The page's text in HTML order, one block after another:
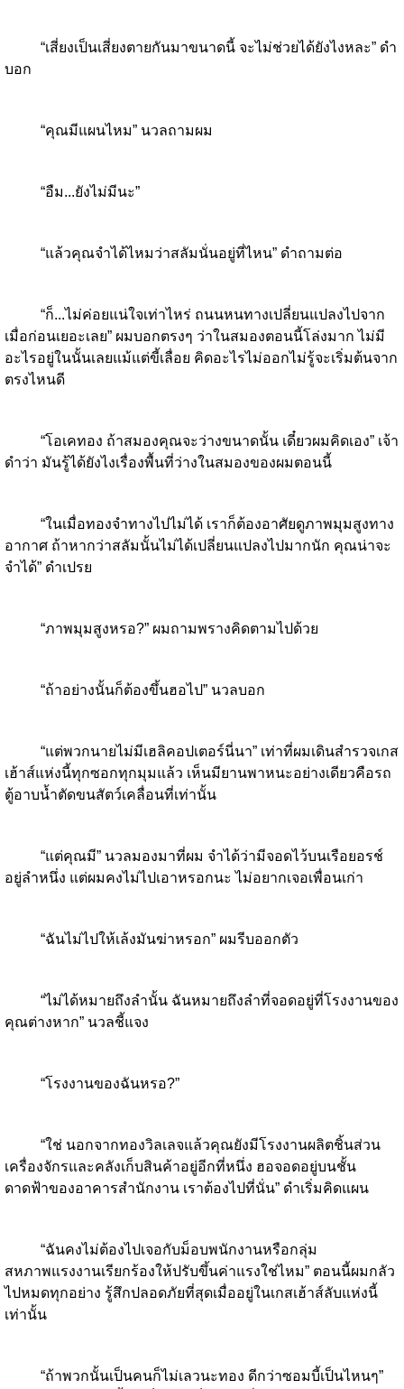
“เสี่ยงเป็นเสี่ยงตายกันมาขนาดนี้ จะไม่ช่วยได้ยังไงหละ” ดำ
บอก
“คุณมีแผนไหม” นวลถามผม
“อืม...ยังไม่มีนะ”
“แล้วคุณจำได้ไหมว่าสลัมนั่นอยู่ที่ไหน” ดำถามต่อ
“ก็...ไม่ค่อยแน่ใจเท่าไหร่ ถนนหนทางเปลี่ยนแปลงไปจาก
เมื่อก่อนเยอะเลย” ผมบอกตรงๆ ว่าในสมองตอนนี้โล่งมาก ไม่มี
อะไรอยู่ในนั้นเลยแม้แต่ขี้เลื่อย คิดอะไรไม่ออกไม่รู้จะเริ่มต้นจาก
ตรงไหนดี
“โอเคทอง ถ้าสมองคุณจะว่างขนาดนั้น เดี๋ยวผมคิดเอง” เจ้า
ดำว่า มันรู้ได้ยังไงเรื่องพื้นที่ว่างในสมองของผมตอนนี้
“ในเมื่อทองจำทางไปไม่ได้ เราก็ต้องอาศัยดูภาพมุมสูงทาง
อากาศ ถ้าหากว่าสลัมนั้นไม่ได้เปลี่ยนแปลงไปมากนัก คุณน่าจะ
จำได้” ดำเปรย
“ภาพมุมสูงหรอ?” ผมถามพรางคิดตามไปด้วย
“ถ้าอย่างนั้นก็ต้องขึ้นฮอไป” นวลบอก
“แต่พวกนายไม่มีเฮลิคอปเตอร์นี่นา” เท่าที่ผมเดินสำรวจเกส
เฮ้าส์แห่งนี้ทุกซอกทุกมุมแล้ว เห็นมียานพาหนะอย่างเดียวคือรถ
ตู้อาบน้ำตัดขนสัตว์เคลื่อนที่เท่านั้น
“แต่คุณมี” นวลมองมาที่ผม จำได้ว่ามีจอดไว้บนเรือยอรช์
อยู่ลำหนึ่ง แต่ผมคงไม่ไปเอาหรอกนะ ไม่อยากเจอเพื่อนเก่า
“ฉันไม่ไปให้เล้งมันฆ่าหรอก” ผมรีบออกตัว
“ไม่ได้หมายถึงลำนั้น ฉันหมายถึงลำที่จอดอยู่ที่โรงงานของ
คุณต่างหาก” นวลชี้แจง
“โรงงานของฉันหรอ?”
“ใช่ นอกจากทองวิลเลจแล้วคุณยังมีโรงงานผลิตชิ้นส่วน
เครื่องจักรและคลังเก็บสินค้าอยู่อีกที่หนึ่ง ฮอจอดอยู่บนชั้น
ดาดฟ้าของอาคารสำนักงาน เราต้องไปที่นั่น” ดำเริ่มคิดแผน
“ฉันคงไม่ต้องไปเจอกับม็อบพนักงานหรือกลุ่ม
สหภาพแรงงานเรียกร้องให้ปรับขึ้นค่าแรงใช่ไหม” ตอนนี้ผมกลัว
ไปหมดทุกอย่าง รู้สึกปลอดภัยที่สุดเมื่ออยู่ในเกสเฮ้าส์ลับแห่งนี้
เท่านั้น
“ถ้าพวกนั้นเป็นคนก็ไม่เลวนะทอง ดีกว่าซอมบี้เป็นไหนๆ”